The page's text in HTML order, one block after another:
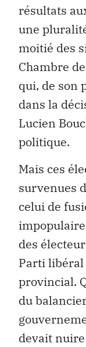
résultats
une
moitié des
Chambre
qui, de son
dans la
Lucien
politique.
Mais ces
survenues
celui de
des
Parti
provincial.
du
devait